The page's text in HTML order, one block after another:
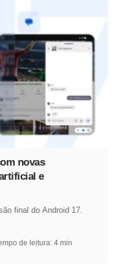
novas
e
final do Android 17.
de leitura: 4 min